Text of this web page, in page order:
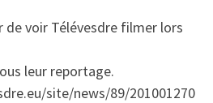
de voir Télévesdre filmer lors
leur reportage.
site/news/89/201001270